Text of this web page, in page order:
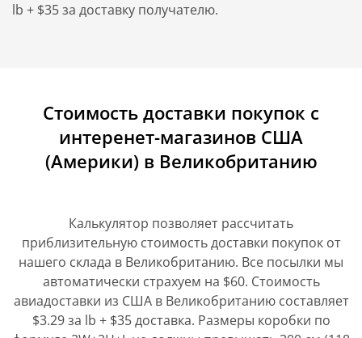
lb + $35 за доставку получателю.
Стоимость доставки покупок с
интеренет-магазинов США
(Америки) в Великобританию
Калькулятор позволяет рассчитать
приблизительную стоимость доставки покупок от
нашего склада в Великобританию. Все посылки мы
автоматически страхуем на $60. Стоимость
авиадоставки из США в Великобританию составляет
$3.29 за lb + $35 доставка. Размеры коробки по